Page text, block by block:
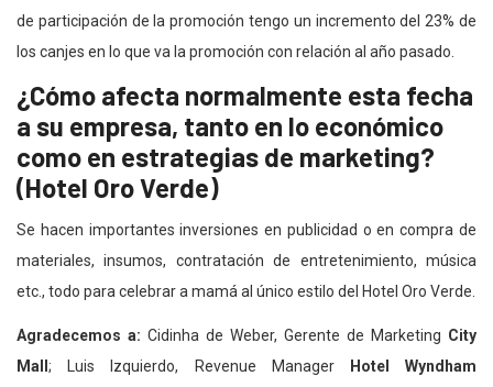
de participación de la promoción tengo un incremento del 23% de
los canjes en lo que va la promoción con relación al año pasado.
¿Cómo afecta normalmente esta fecha
a su empresa, tanto en lo económico
como en estrategias de marketing?
(Hotel Oro Verde)
Se hacen importantes inversiones en publicidad o en compra de
materiales, insumos, contratación de entretenimiento, música
etc., todo para celebrar a mamá al único estilo del Hotel Oro Verde.
Agradecemos a: Cidinha de Weber, Gerente de Marketing City
Mall ; Luis Izquierdo, Revenue Manager Hotel Wyndham